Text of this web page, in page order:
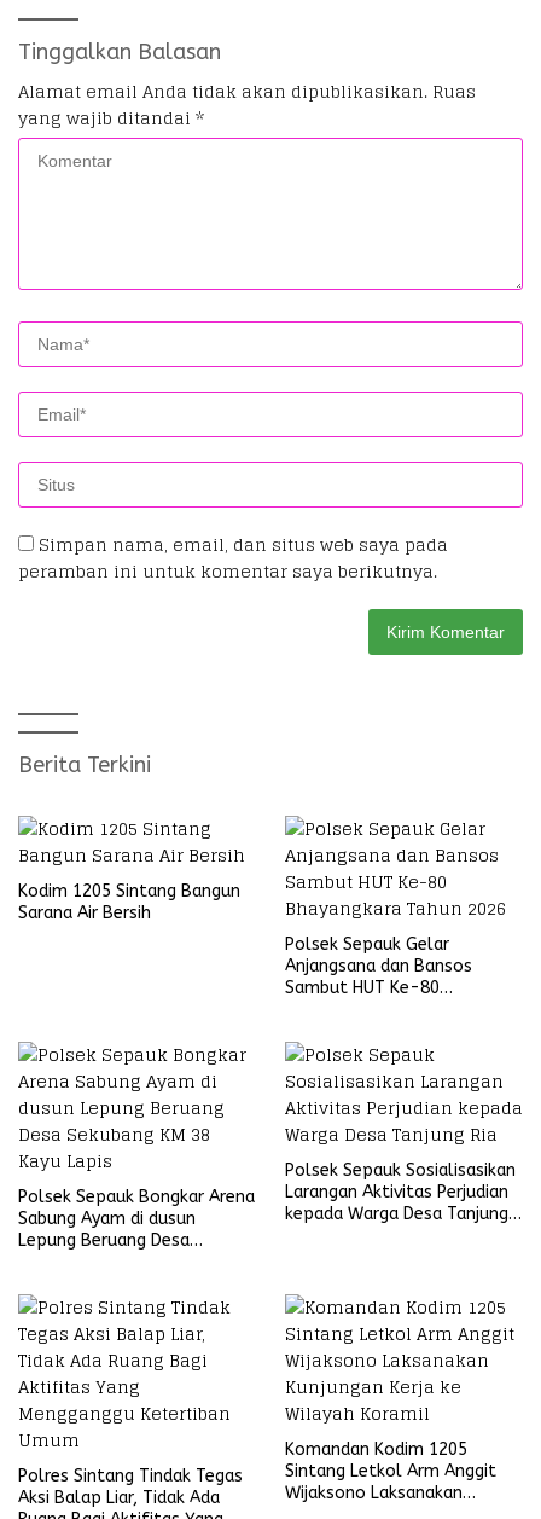
Tinggalkan Balasan
Alamat email Anda tidak akan dipublikasikan. Ruas
yang wajib ditandai *
Simpan nama, email, dan situs web saya pada
peramban ini untuk komentar saya berikutnya.
Berita Terkini
Kodim 1205 Sintang Bangun
Sarana Air Bersih
Polsek Sepauk Gelar
Anjangsana dan Bansos
Sambut HUT Ke-80
Polsek Sepauk Bongkar Arena
Sabung Ayam di dusun
Lepung Beruang Desa
Polsek Sepauk Sosialisasikan
Larangan Aktivitas Perjudian
kepada Warga Desa Tanjung
Polres Sintang Tindak Tegas
Aksi Balap Liar, Tidak Ada
Komandan Kodim 1205
Sintang Letkol Arm Anggit
Wijaksono Laksanakan